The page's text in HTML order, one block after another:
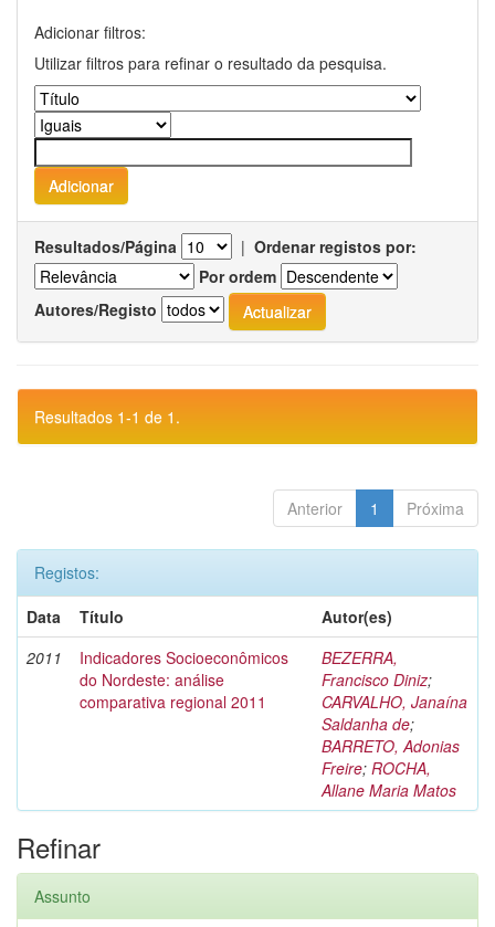
Adicionar filtros:
Utilizar filtros para refinar o resultado da pesquisa.
Resultados/Página | Ordenar registos por:
Por ordem
Autores/Registo
Resultados 1-1 de 1.
Anterior 1 Próxima
Registos:
Data
Título
Autor(es)
2011
Indicadores Socioeconômicos
do Nordeste: análise
comparativa regional 2011
BEZERRA,
Francisco Diniz;
CARVALHO, Janaína
Saldanha de;
BARRETO, Adonias
Freire; ROCHA,
Allane Maria Matos
Refinar
Assunto